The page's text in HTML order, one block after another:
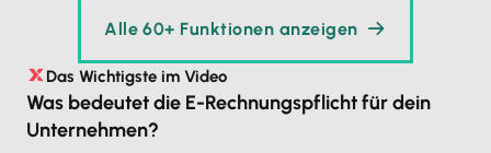
Alle 60+ Funktionen anzeigen
Das Wichtigste im Video
Was bedeutet die E-Rechnungspflicht für dein
Unternehmen?